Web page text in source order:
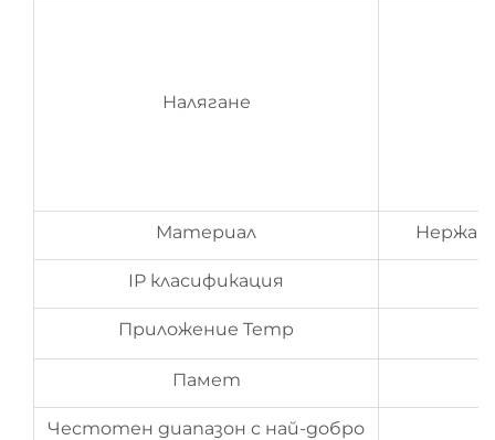
Налягане
Материал
IP класификация
Приложение Temp
Памет
Честотен диапазон с най-добро